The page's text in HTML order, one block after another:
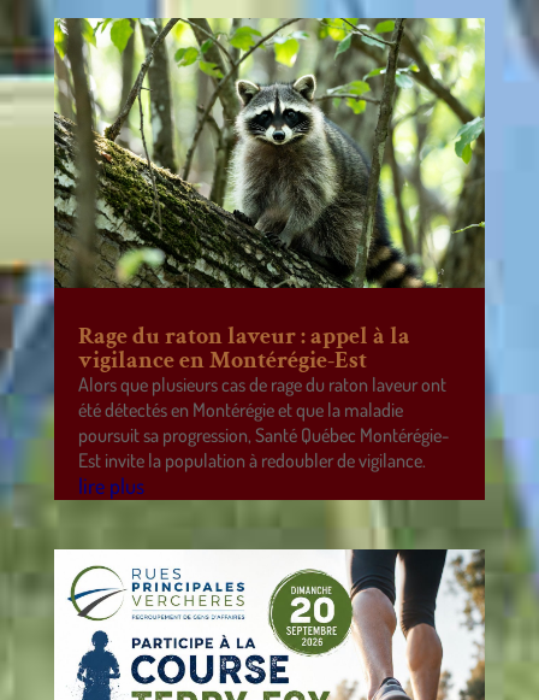
Rage du raton laveur : appel à la
vigilance en Montérégie-Est
Alors que plusieurs cas de rage du raton laveur ont
été détectés en Montérégie et que la maladie
poursuit sa progression, Santé Québec Montérégie-
Est invite la population à redoubler de vigilance.
lire plus